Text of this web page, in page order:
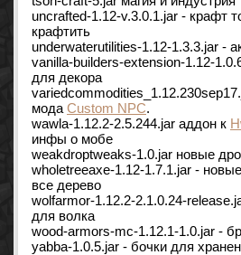
uncrafted-1.12-v.3.0.1.jar - крафт
крафтить
underwaterutilities-1.12-1.3.3.jar -
vanilla-builders-extension-1.12-
для декора
мода Custom NPC.
wawla-1.12.2-2.5.244.jar аддон к
инфы о мобе
weakdroptweaks-1.0.jar новые
wholetreeaxe-1.12-1.7.1.jar -
все дерево
wolfarmor-1.12.2-2.1.0.24-
для волка
wood-armors-mc-1.12.1-1.0.jar -
yabba-1.0.5.jar - бочки для